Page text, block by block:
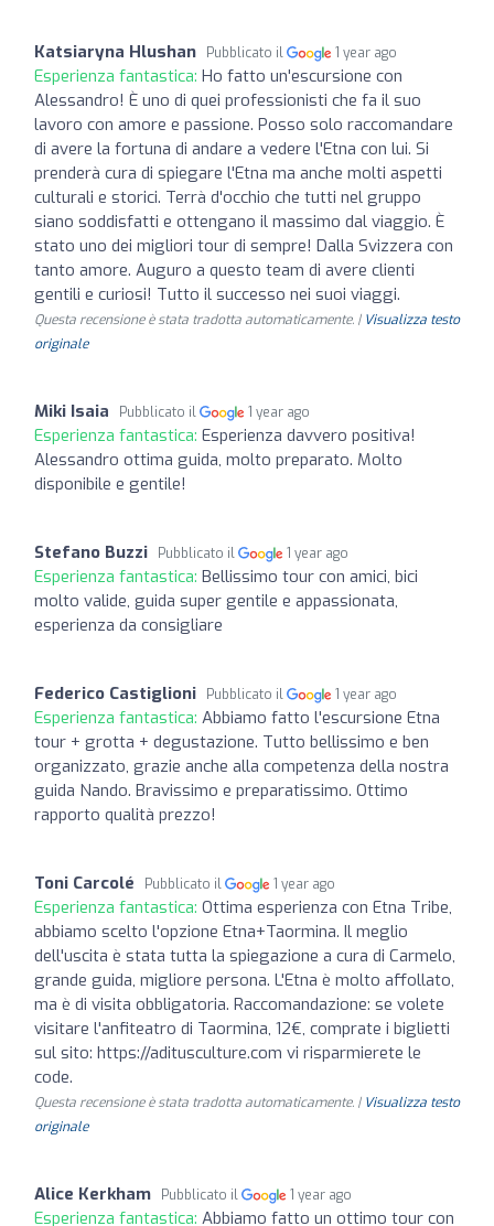
Katsiaryna Hlushan Pubblicato il 1 year ago
Esperienza fantastica: Ho fatto un'escursione con
Alessandro! È uno di quei professionisti che fa il suo
lavoro con amore e passione. Posso solo raccomandare
di avere la fortuna di andare a vedere l'Etna con lui. Si
prenderà cura di spiegare l'Etna ma anche molti aspetti
culturali e storici. Terrà d'occhio che tutti nel gruppo
siano soddisfatti e ottengano il massimo dal viaggio. È
stato uno dei migliori tour di sempre! Dalla Svizzera con
tanto amore. Auguro a questo team di avere clienti
gentili e curiosi! Tutto il successo nei suoi viaggi.
Questa recensione è stata tradotta automaticamente. | Visualizza testo
originale
Miki Isaia Pubblicato il 1 year ago
Esperienza fantastica: Esperienza davvero positiva!
Alessandro ottima guida, molto preparato. Molto
disponibile e gentile!
Stefano Buzzi Pubblicato il 1 year ago
Esperienza fantastica: Bellissimo tour con amici, bici
molto valide, guida super gentile e appassionata,
esperienza da consigliare
Federico Castiglioni Pubblicato il 1 year ago
Esperienza fantastica: Abbiamo fatto l'escursione Etna
tour + grotta + degustazione. Tutto bellissimo e ben
organizzato, grazie anche alla competenza della nostra
guida Nando. Bravissimo e preparatissimo. Ottimo
rapporto qualità prezzo!
Toni Carcolé Pubblicato il 1 year ago
Esperienza fantastica: Ottima esperienza con Etna Tribe,
abbiamo scelto l'opzione Etna+Taormina. Il meglio
dell'uscita è stata tutta la spiegazione a cura di Carmelo,
grande guida, migliore persona. L'Etna è molto affollato,
ma è di visita obbligatoria. Raccomandazione: se volete
visitare l'anfiteatro di Taormina, 12€, comprate i biglietti
sul sito: https://aditusculture.com vi risparmierete le
code.
Questa recensione è stata tradotta automaticamente. | Visualizza testo
originale
Alice Kerkham Pubblicato il 1 year ago
Esperienza fantastica: Abbiamo fatto un ottimo tour con